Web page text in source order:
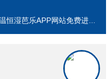
湿芭乐APP网站免费进入2023